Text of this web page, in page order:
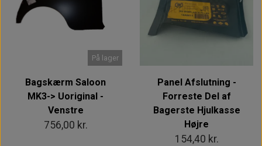
På lager
Bagskærm Saloon
MK3-> Uoriginal -
Venstre
756,00 kr.
Panel Afslutning -
Forreste Del af
Bagerste Hjulkasse
Højre
154,40 kr.